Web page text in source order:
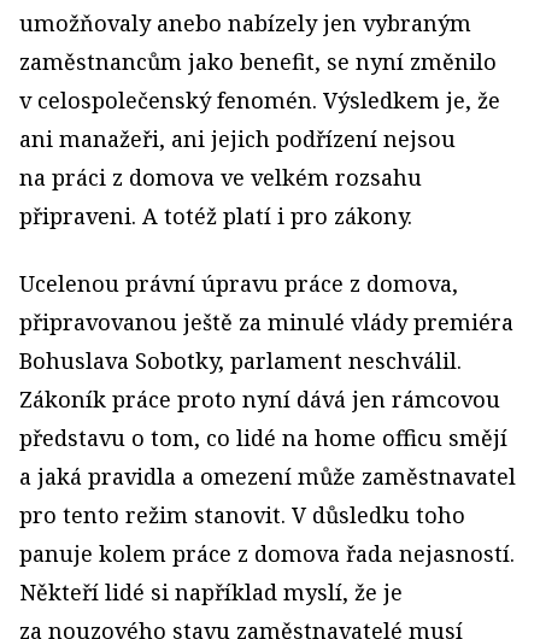
umožňovaly anebo nabízely jen vybraným
zaměstnancům jako benefit, se nyní změnilo
v celospolečenský fenomén. Výsledkem je, že
ani manažeři, ani jejich podřízení nejsou
na práci z domova ve velkém rozsahu
připraveni. A totéž platí i pro zákony.
Ucelenou právní úpravu práce z domova,
připravovanou ještě za minulé vlády premiéra
Bohuslava Sobotky, parlament neschválil.
Zákoník práce proto nyní dává jen rámcovou
představu o tom, co lidé na home officu smějí
a jaká pravidla a omezení může zaměstnavatel
pro tento režim stanovit. V důsledku toho
panuje kolem práce z domova řada nejasností.
Někteří lidé si například myslí, že je
za nouzového stavu zaměstnavatelé musí